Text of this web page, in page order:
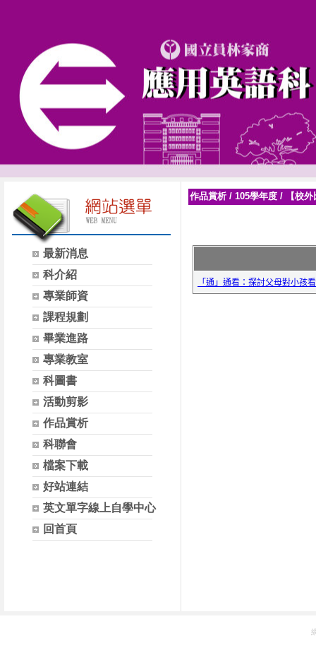
最新消息
科介紹
專業師資
課程規劃
畢業進路
專業教室
科圖書
活動剪影
作品賞析
科聯會
檔案下載
好站連結
英文單字線上自學中心
回首頁
作品賞析 / 105學年度 / 【校